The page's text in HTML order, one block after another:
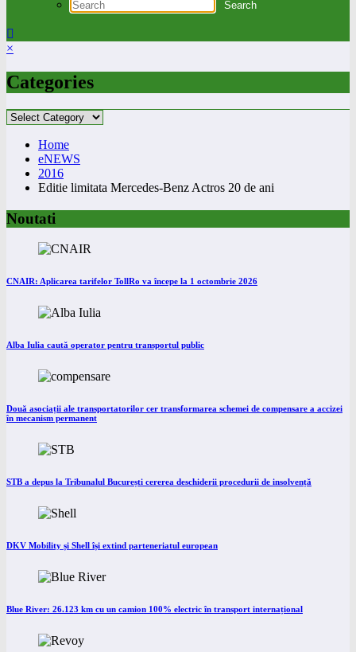
×
Categories
Categories
Home
eNEWS
2016
Editie limitata Mercedes-Benz Actros 20 de ani
Noutati
CNAIR: Aplicarea tarifelor TollRo va începe la 1 octombrie 2026
Alba Iulia caută operator pentru transportul public
Două asociații ale transportatorilor cer transformarea schemei de compensare a accizei
în mecanism permanent
STB a depus la Tribunalul București cererea deschiderii procedurii de insolvență
DKV Mobility și Shell își extind parteneriatul european
Blue River: 26.123 km cu un camion 100% electric în transport internațional